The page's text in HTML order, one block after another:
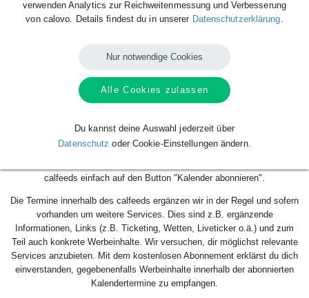
Smartphone, Tablet oder Desktop-PC integrieren? Kein Problem mit den
Beste daran: sobald neue Spieltermine angelegt oder geändert werden,
aktualisiert sich dein Kalender automatisch. Du musst nach dem
mühsam einzutragen gehört also der Vergangenheit an. Los geht´s!
Das Abonnieren ist für dich völlig kostenlos und funktioniert mit allen
calfeeds einfach auf den Button "Kalender abonnieren".
Die Termine innerhalb des calfeeds ergänzen wir in der Regel und sofern
vorhanden um weitere Services. Dies sind z.B. ergänzende
Informationen, Links (z.B. Ticketing, Wetten, Liveticker o.ä.) und zum
Teil auch konkrete Werbeinhalte. Wir versuchen, dir möglichst relevante
Services anzubieten. Mit dem kostenlosen Abonnement erklärst du dich
einverstanden, gegebenenfalls Werbeinhalte innerhalb der abonnierten
Kalendertermine zu empfangen.
verwenden Analytics zur Reichweitenmessung und Verbesserung
von calovo. Details findest du in unserer Datenschutzerklärung.
Nur notwendige Cookies
Alle Cookies zulassen
Du kannst deine Auswahl jederzeit über
Datenschutz oder Cookie-Einstellungen ändern.